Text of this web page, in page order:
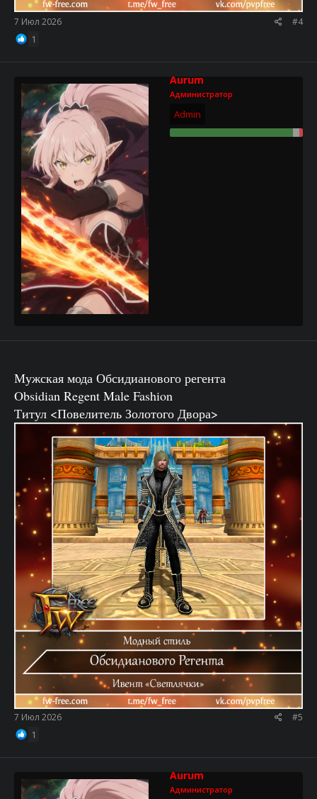
7 Июл 2026 #4
1
Aurum
Администратор
Admin
Мужская мода Обсидианового регента
Obsidian Regent Male Fashion
Титул <Повелитель Золотого Двора>
7 Июл 2026 #5
1
Aurum
Администратор